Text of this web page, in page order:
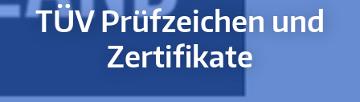
TÜV Prüfzeichen und
Zertifikate